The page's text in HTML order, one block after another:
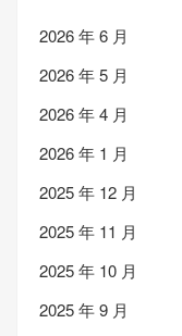
2026 年 6 月
2026 年 5 月
2026 年 4 月
2026 年 1 月
2025 年 12 月
2025 年 11 月
2025 年 10 月
2025 年 9 月